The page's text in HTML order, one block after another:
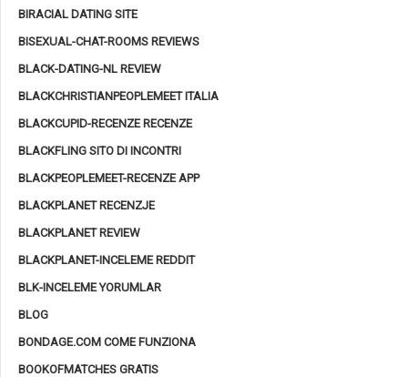
BIRACIAL DATING SITE
BISEXUAL-CHAT-ROOMS REVIEWS
BLACK-DATING-NL REVIEW
BLACKCHRISTIANPEOPLEMEET ITALIA
BLACKCUPID-RECENZE RECENZE
BLACKFLING SITO DI INCONTRI
BLACKPEOPLEMEET-RECENZE APP
BLACKPLANET RECENZJE
BLACKPLANET REVIEW
BLACKPLANET-INCELEME REDDIT
BLK-INCELEME YORUMLAR
BLOG
BONDAGE.COM COME FUNZIONA
BOOKOFMATCHES GRATIS